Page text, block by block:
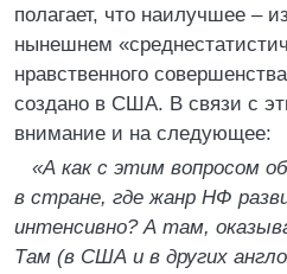
полагает, что наилучшее –
нынешнем
нравственного
создано в США. В связи с
внимание и на следующее:
«А как с этим вопросом
в стране, где жанр НФ
интенсивно? А там,
Там (в США и в других